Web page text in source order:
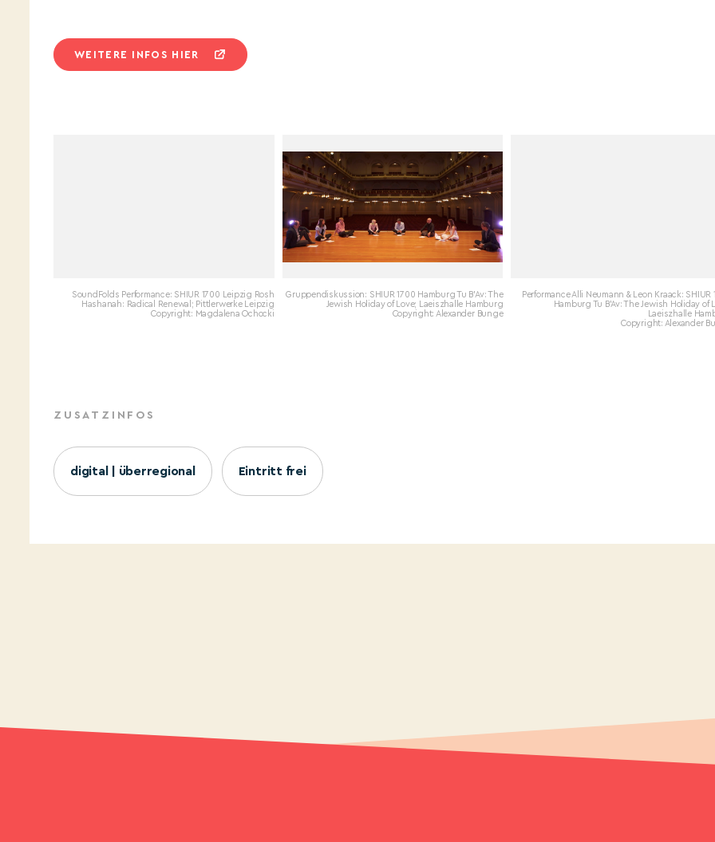
WEITERE INFOS HIER
SoundFolds Performance: SHIUR 1700 Leipzig Rosh
Hashanah: Radical Renewal; Pittlerwerke Leipzig
Copyright: Magdalena Ochocki
Gruppendiskussion: SHIUR 1700 Hamburg Tu B’Av: The
Jewish Holiday of Love; Laeiszhalle Hamburg
Copyright: Alexander Bunge
Performance Alli Neumann & Leon Kraack: SHIUR
Hamburg Tu B’Av: The Jewish Holiday of
Laeiszhalle
Copyright: Alexander
ZUSATZINFOS
digital | überregional Eintritt frei